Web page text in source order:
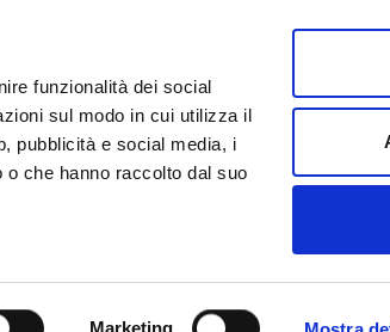
funzionalità dei social
sul modo in cui utilizza il
pubblicità e social media, i
che hanno raccolto dal suo
Marketing
La Provincia e il